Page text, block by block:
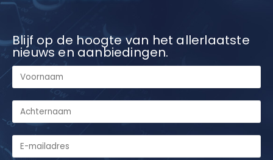
Blijf op de hoogte van het allerlaatste
nieuws en aanbiedingen.